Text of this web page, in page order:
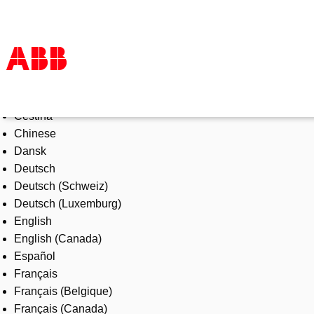
Products & Solutions
Industries
Services
About us
Where to buy
Contact us
Careers
Čeština
Chinese
Dansk
Deutsch
Deutsch (Schweiz)
Deutsch (Luxemburg)
English
English (Canada)
Español
Français
Français (Belgique)
Français (Canada)